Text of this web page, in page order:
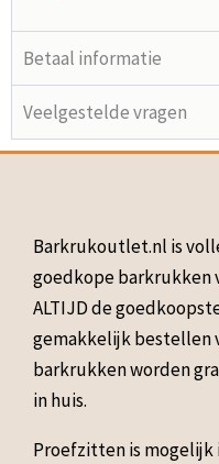
Betaal informatie
Veelgestelde vragen
Barkrukoutlet.nl is
goedkope barkrukken
ALTIJD de
gemakkelijk bestellen
barkrukken worden
in huis.
Proefzitten is mogelijk